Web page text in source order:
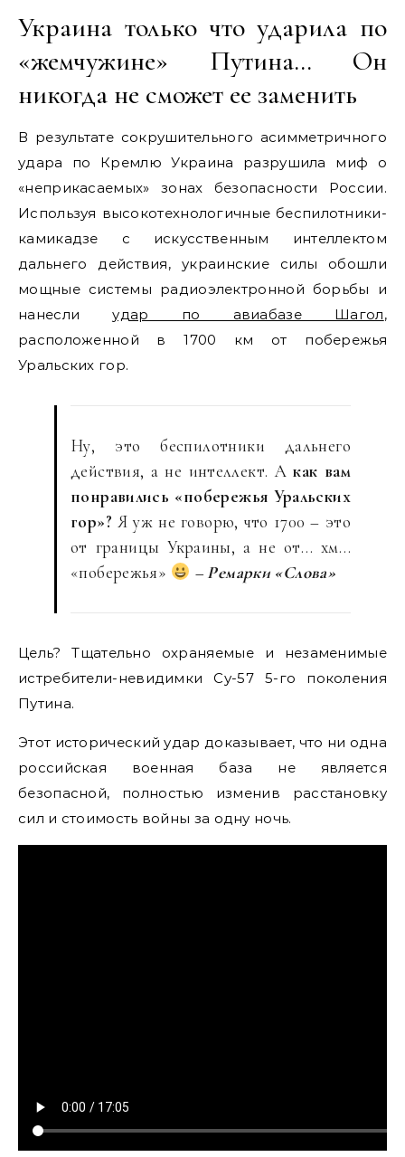
Украина только что ударила по
«жемчужине» Путина… Он
никогда не сможет ее заменить
В результате сокрушительного асимметричного
удара по Кремлю Украина разрушила миф о
«неприкасаемых» зонах безопасности России.
Используя высокотехнологичные беспилотники-
камикадзе с искусственным интеллектом
дальнего действия, украинские силы обошли
мощные системы радиоэлектронной борьбы и
нанеслиудар по авиабазе Шагол,
расположенной в 1700 км от побережья
Уральских гор.
Ну, это беспилотники дальнего
действия, а не интеллект. Акак вам
понравились «побережья Уральских
гор»? Я уж не говорю, что 1700 – это
от границы Украины, а не от… хм…
«побережья»
– Ремарки «Слова»
Цель? Тщательно охраняемые и незаменимые
истребители-невидимки Су-57 5-го поколения
Путина.
Этот исторический удар доказывает, что ни одна
российская военная база не является
безопасной, полностью изменив расстановку
сил и стоимость войны за одну ночь.